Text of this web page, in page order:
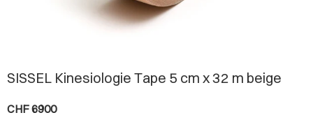
SISSEL Kinesiologie Tape 5 cm x 32 m beige
CHF 6900